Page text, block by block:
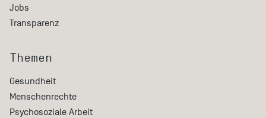
Jobs
Transparenz
Themen
Gesundheit
Menschenrechte
Psychosoziale Arbeit